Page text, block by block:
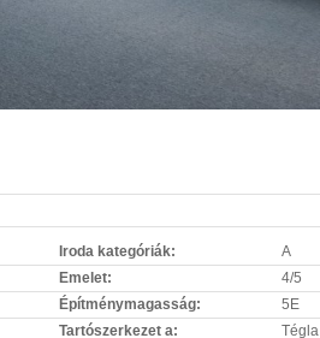
Iroda kategóriák:
A
Emelet:
4/5
Építménymagasság:
5E
Tartószerkezet a:
Tégla